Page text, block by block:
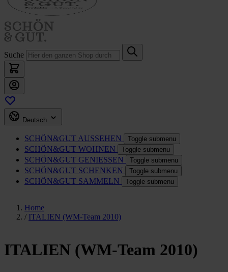
Suche
Deutsch
SCHÖN&GUT AUSSEHEN Toggle submenu
SCHÖN&GUT WOHNEN Toggle submenu
SCHÖN&GUT GENIESSEN Toggle submenu
SCHÖN&GUT SCHENKEN Toggle submenu
SCHÖN&GUT SAMMELN Toggle submenu
Home
/ ITALIEN (WM-Team 2010)
ITALIEN (WM-Team 2010)